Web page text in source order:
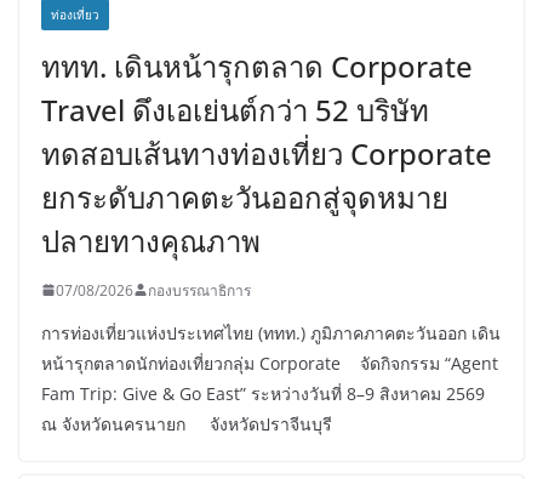
ท่องเที่ยว
ททท. เดินหน้ารุกตลาด Corporate
Travel ดึงเอเย่นต์กว่า 52 บริษัท
ทดสอบเส้นทางท่องเที่ยว Corporate
ยกระดับภาคตะวันออกสู่จุดหมาย
ปลายทางคุณภาพ
07/08/2026 กองบรรณาธิการ
การท่องเที่ยวแห่งประเทศไทย (ททท.) ภูมิภาคภาคตะวันออก เดิน
หน้ารุกตลาดนักท่องเที่ยวกลุ่ม Corporate จัดกิจกรรม “Agent
Fam Trip: Give & Go East” ระหว่างวันที่ 8–9 สิงหาคม 2569
ณ จังหวัดนครนายก จังหวัดปราจีนบุรี